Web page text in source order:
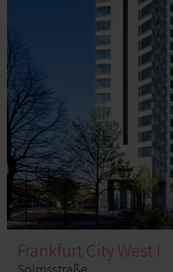
Frankfurt City West I